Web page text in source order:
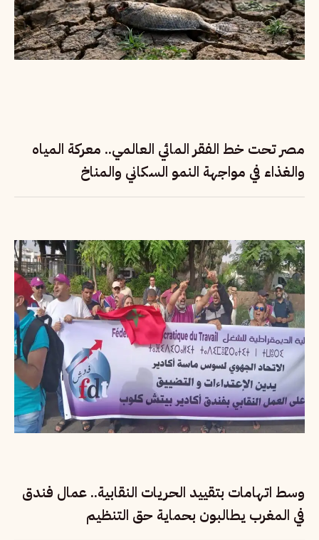
مصر تحت خط الفقر المائي العالمي.. معركة المياه
والغذاء في مواجهة النمو السكاني والمناخ
وسط اتهامات بتقييد الحريات النقابية.. عمال فندق
في المغرب يطالبون بحماية حق التنظيم